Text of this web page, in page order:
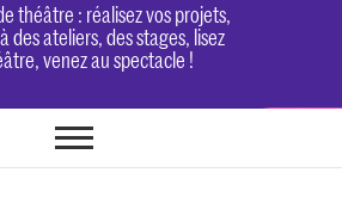
théâtre : réalisez vos projets,
des ateliers, des stages, lisez
venez au spectacle !